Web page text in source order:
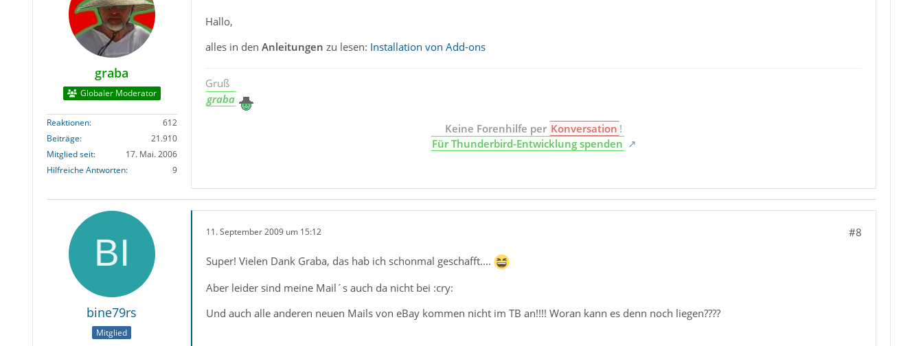
graba
Globaler Moderator
Reaktionen
612
Beiträge
21.910
Mitglied seit
17. Mai. 2006
Hilfreiche Antworten
9
Hallo,
alles in den Anleitungen zu lesen: Installation von Add-ons
Gruß
graba
Keine Forenhilfe per Konversation !
Für Thunderbird-Entwicklung spenden
bine79rs
Mitglied
11. September 2009 um 15:12 #8
Super! Vielen Dank Graba, das hab ich schonmal geschafft....
Aber leider sind meine Mail´s auch da nicht bei :cry:
Und auch alle anderen neuen Mails von eBay kommen nicht im TB an!!!! Woran kann es denn noch liegen????